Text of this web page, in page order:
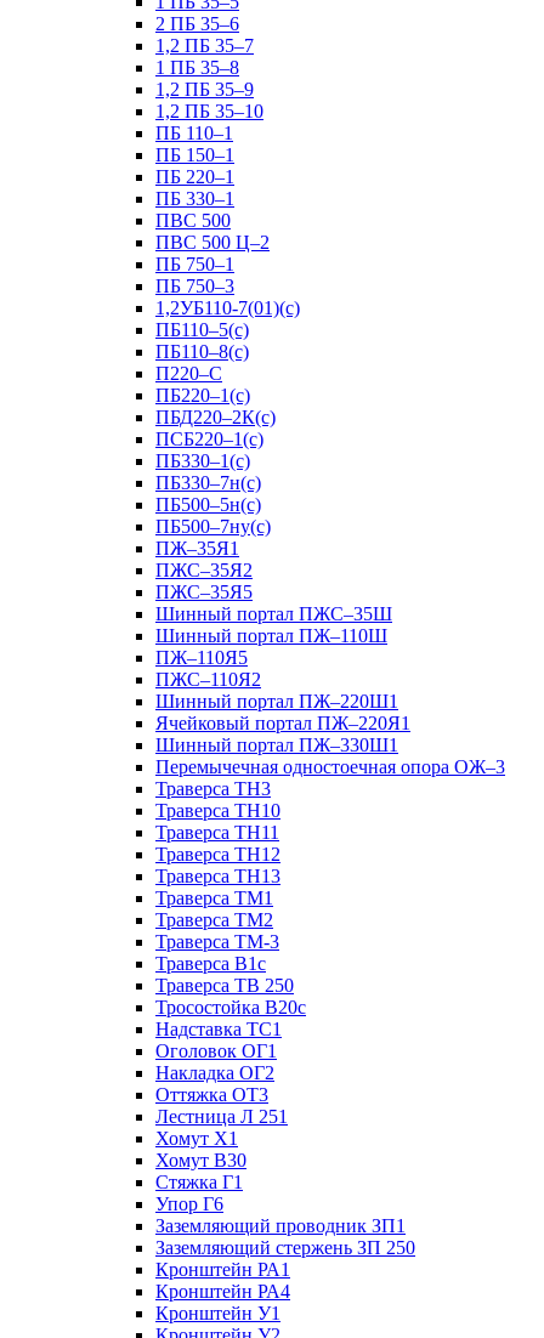
2 ПБ 35–6
1,2 ПБ 35–7
1 ПБ 35–8
1,2 ПБ 35–9
1,2 ПБ 35–10
ПБ 110–1
ПБ 150–1
ПБ 220–1
ПБ 330–1
ПВС 500
ПВС 500 Ц–2
ПБ 750–1
ПБ 750–3
1,2УБ110-7(01)(с)
ПБ110–5(с)
ПБ110–8(с)
П220–С
ПБ220–1(с)
ПБД220–2К(с)
ПСБ220–1(с)
ПБ330–1(с)
ПБ330–7н(с)
ПБ500–5н(с)
ПБ500–7ну(с)
ПЖ–35Я1
ПЖС–35Я2
ПЖС–35Я5
Шинный портал ПЖС–35Ш
Шинный портал ПЖ–110Ш
ПЖ–110Я5
ПЖС–110Я2
Шинный портал ПЖ–220Ш1
Ячейковый портал ПЖ–220Я1
Шинный портал ПЖ–330Ш1
Перемычечная одностоечная опора ОЖ–3
Траверса ТН3
Траверса ТН10
Траверса ТН11
Траверса ТН12
Траверса ТН13
Траверса ТМ1
Траверса ТМ2
Траверса ТМ-3
Траверса В1с
Траверса ТВ 250
Тросостойка В20с
Надставка ТС1
Оголовок ОГ1
Накладка ОГ2
Оттяжка ОТ3
Лестница Л 251
Хомут Х1
Хомут В30
Стяжка Г1
Упор Г6
Заземляющий проводник ЗП1
Заземляющий стержень ЗП 250
Кронштейн РА1
Кронштейн РА4
Кронштейн У1